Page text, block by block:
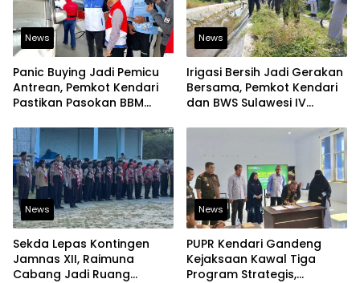
News
Panic Buying Jadi Pemicu
Antrean, Pemkot Kendari
Pastikan Pasokan BBM
News
Irigasi Bersih Jadi Gerakan
Bersama, Pemkot Kendari
dan BWS Sulawesi IV
Pangan
News
Sekda Lepas Kontingen
Jamnas XII, Raimuna
Cabang Jadi Ruang
News
PUPR Kendari Gandeng
Kejaksaan Kawal Tiga
Program Strategis,